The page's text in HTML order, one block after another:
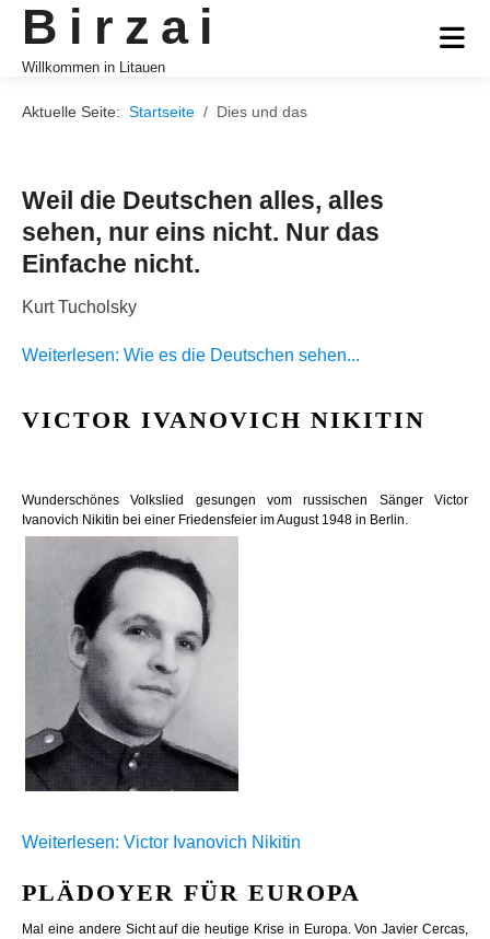
Birzai
Willkommen in Litauen
Aktuelle Seite: Startseite Dies und das
Weil die Deutschen alles, alles
sehen, nur eins nicht. Nur das
Einfache nicht.
Kurt Tucholsky
Weiterlesen: Wie es die Deutschen sehen...
VICTOR IVANOVICH NIKITIN
Wunderschönes Volkslied gesungen vom russischen Sänger Victor
Ivanovich Nikitin bei einer Friedensfeier im August 1948 in Berlin.
Weiterlesen: Victor Ivanovich Nikitin
PLÄDOYER FÜR EUROPA
Mal eine andere Sicht auf die heutige Krise in Europa. Von Javier Cercas,